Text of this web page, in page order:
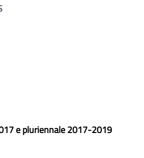
e pluriennale 2017-2019